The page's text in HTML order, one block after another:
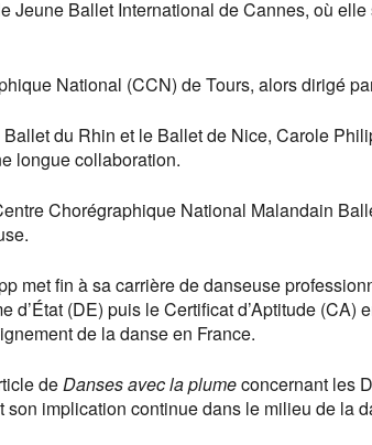
Jeune Ballet International de Cannes, où
National (CCN) de Tours, alors dirigé
du Rhin et le Ballet de Nice, Carole
longue collaboration.
Chorégraphique National Malandain
met fin à sa carrière de danseuse
d’État (DE) puis le Certificat d’Aptitude (CA)
de la danse en France.
deDanses avec la plumeconcernant les
son implication continue dans le milieu de la